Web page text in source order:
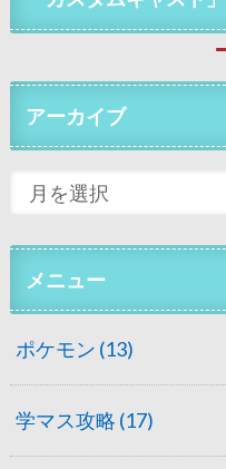
アーカイブ
メニュー
ポケモン (13)
学マス攻略 (17)